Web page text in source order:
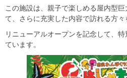
この施設は、親子で楽しめる屋内型
て、さらに充実した内容で訪れる方々
リニューアルオープンを記念して、
ています。